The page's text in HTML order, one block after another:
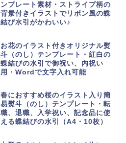
ンプレート素材・ストライプ柄の
背景付きイラストでリボン風の蝶
結び水引がかわいい♪
お花のイラスト付きオリジナル熨
斗（のし）テンプレート・紅白の
蝶結びの水引で御祝い、内祝い
用・Wordで文字入れ可能
春におすすめ桜のイラスト入り簡
易熨斗（のし）テンプレート・転
職、退職、入学祝い、記念品に使
える蝶結びの水引（A4・10枚）